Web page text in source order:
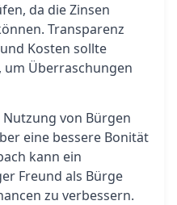
da die Zinsen
Transparenz
Kosten sollte
Überraschungen
von Bürgen
eine bessere Bonität
kann ein
Freund als Bürge
zu verbessern.